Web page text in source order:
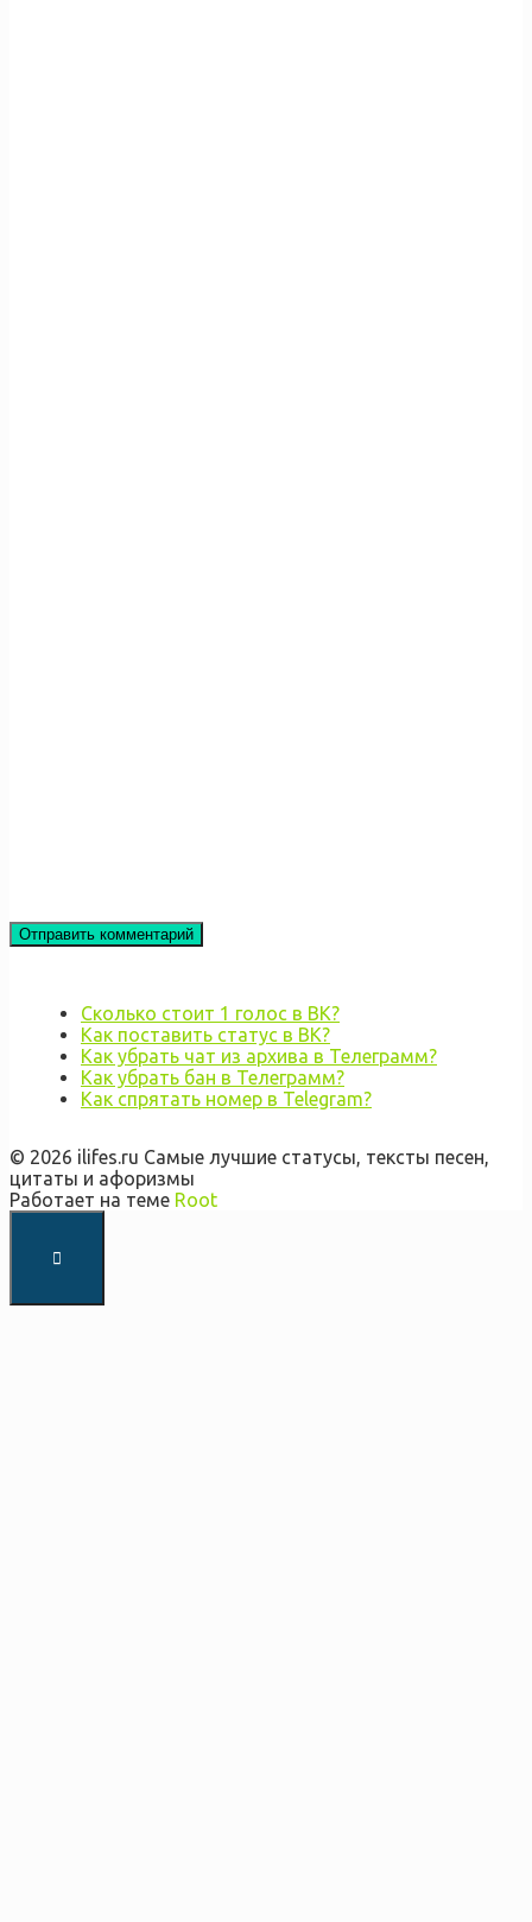
Сколько стоит 1 голос в ВК?
Как поставить статус в ВК?
Как убрать чат из архива в Телеграмм?
Как убрать бан в Телеграмм?
Как спрятать номер в Telegram?
© 2026 ilifes.ru Самые лучшие статусы, тексты песен,
цитаты и афоризмы
Работает на теме Root